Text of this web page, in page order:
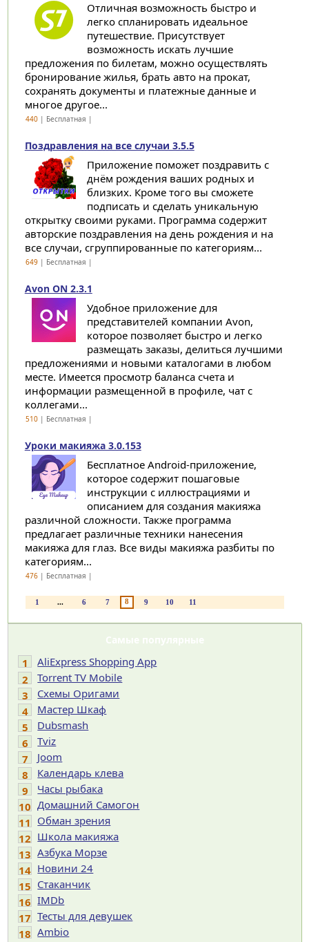
Отличная возможность быстро и
легко спланировать идеальное
путешествие. Присутствует
возможность искать лучшие
предложения по билетам, можно осуществлять
бронирование жилья, брать авто на прокат,
сохранять документы и платежные данные и
многое другое...
440| Бесплатная |
Поздравления на все случаи 3.5.5
Приложение поможет поздравить с
днём рождения ваших родных и
близких. Кроме того вы сможете
подписать и сделать уникальную
открытку своими руками. Программа содержит
авторские поздравления на день рождения и на
все случаи, сгруппированные по категориям...
649| Бесплатная |
Avon ON 2.3.1
Удобное приложение для
представителей компании Avon,
которое позволяет быстро и легко
размещать заказы, делиться лучшими
предложениями и новыми каталогами в любом
месте. Имеется просмотр баланса счета и
информации размещенной в профиле, чат с
коллегами...
510| Бесплатная |
Уроки макияжа 3.0.153
Бесплатное Android-приложение,
которое содержит пошаговые
инструкции с иллюстрациями и
описанием для создания макияжа
различной сложности. Также программа
предлагает различные техники нанесения
макияжа для глаз. Все виды макияжа разбиты по
категориям...
476| Бесплатная |
1 ... 6 7 8 9 10 11
Самые популярные
1
AliExpress Shopping App
2
Torrent TV Mobile
3
Cхемы Оригами
4
Мастер Шкаф
5
Dubsmash
6
Tviz
7
Joom
8
Календарь клева
9
Часы рыбака
10 Домашний Самогон
11 Обман зрения
12 Школа макияжа
13 Азбука Морзе
14 Новини 24
15 Cтаканчик
16 IMDb
17 Тесты для девушек
18 Ambio